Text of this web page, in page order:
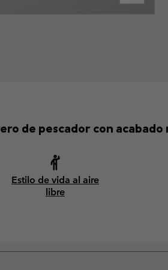
de pescador con
Estilo de vida al aire
libre